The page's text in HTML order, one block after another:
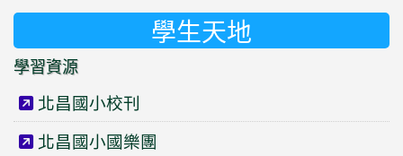
學生天地
學習資源
北昌國小校刊
北昌國小國樂團